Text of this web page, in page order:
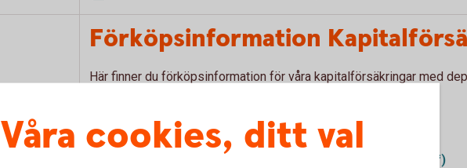
Förköpsinformation
Här finner du förköpsinformation för våra kapitalförsäkringar med
För privatpersoner
Förköpsinformation Kapitalspar Depå, privatperson (pdf)
Våra cookies, ditt val